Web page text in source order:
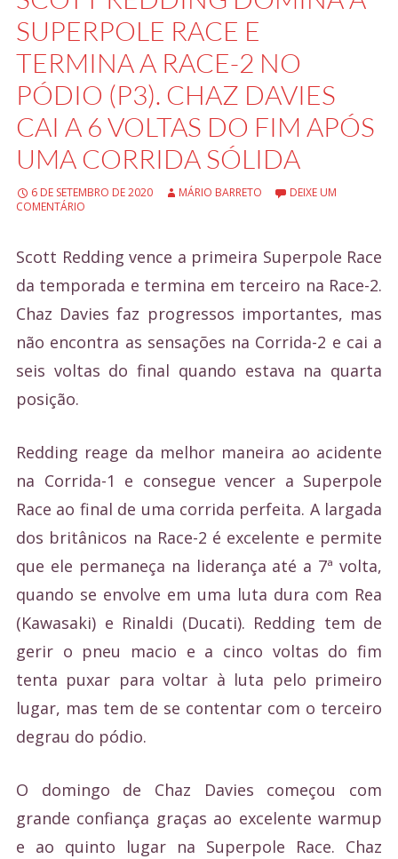
SUPERPOLE RACE E
TERMINA A RACE-2 NO
PÓDIO (P3). CHAZ DAVIES
CAI A 6 VOLTAS DO FIM APÓS
UMA CORRIDA SÓLIDA
6 DE SETEMBRO DE 2020 MÁRIO BARRETO
DEIXE UM
COMENTÁRIO
Scott Redding vence a primeira Superpole Race
da temporada e termina em terceiro na Race-2.
Chaz Davies faz progressos importantes, mas
não encontra as sensações na Corrida-2 e cai a
seis voltas do final quando estava na quarta
posição.
Redding reage da melhor maneira ao acidente
na Corrida-1 e consegue vencer a Superpole
Race ao final de uma corrida perfeita. A largada
dos britânicos na Race-2 é excelente e permite
que ele permaneça na liderança até a 7ª volta,
quando se envolve em uma luta dura com Rea
(Kawasaki) e Rinaldi (Ducati). Redding tem de
gerir o pneu macio e a cinco voltas do fim
tenta puxar para voltar à luta pelo primeiro
lugar, mas tem de se contentar com o terceiro
degrau do pódio.
O domingo de Chaz Davies começou com
grande confiança graças ao excelente warmup
e ao quinto lugar na Superpole Race. Chaz